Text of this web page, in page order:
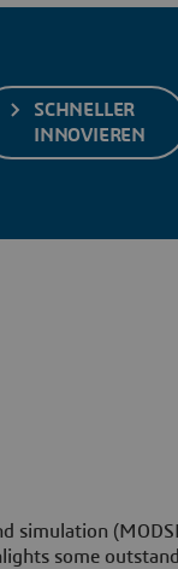
SCHNELLER
INNOVIEREN
simulation
some